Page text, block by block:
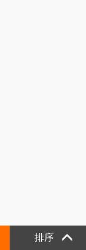
排序